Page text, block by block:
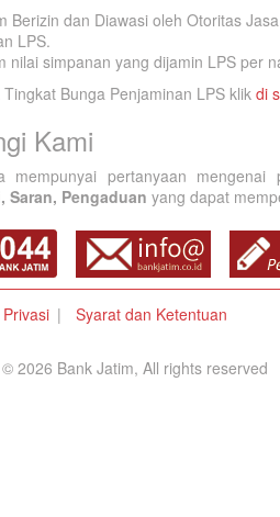
Berizin dan Diawasi oleh Otoritas
LPS.
nilai simpanan yang dijamin LPS per
Tingkat Bunga Penjaminan LPS klik di
Kami
mempunyai pertanyaan
Saran, Pengaduan yang dapat
Syarat dan Ketentuan
2026 Bank Jatim, All rights reserved